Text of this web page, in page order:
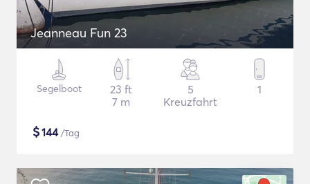
Jeanneau Fun 23
Segelboot
23 ft
7 m
5
Kreuzfahrt
1
$144/Tag